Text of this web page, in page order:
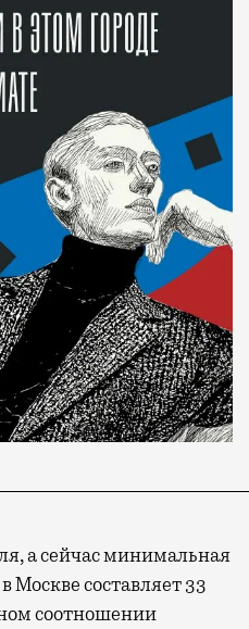
а сейчас минимальная
Москве составляет 33
соотношении